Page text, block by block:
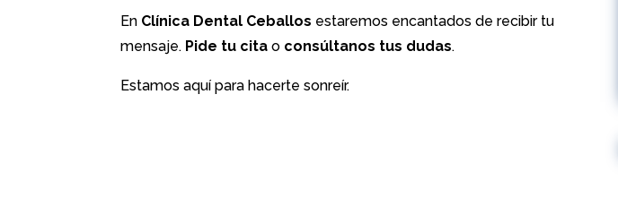
En Clínica Dental Ceballos estaremos encantados de recibir tu
mensaje. Pide tu cita o consúltanos tus dudas.
Estamos aquí para hacerte sonreír.